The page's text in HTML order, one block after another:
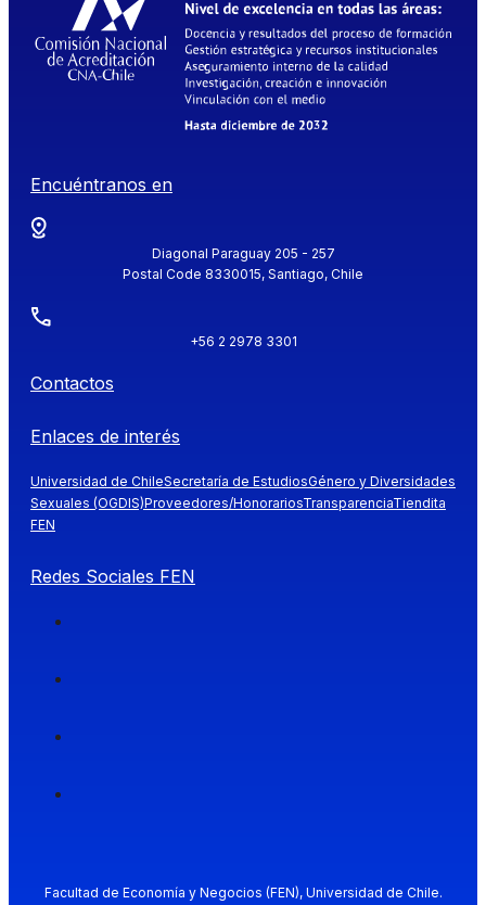
Encuéntranos en
Diagonal Paraguay 205 - 257
Postal Code 8330015, Santiago, Chile
+56 2 2978 3301
Contactos
Enlaces de interés
Universidad de ChileSecretaría de EstudiosGénero y Diversidades
Sexuales (OGDIS)Proveedores/HonorariosTransparenciaTiendita
FEN
Redes Sociales FEN
Facultad de Economía y Negocios (FEN), Universidad de Chile.